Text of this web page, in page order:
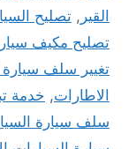
القير , تصليح
تصليح مكيف
تغيير سلف سيارة
الاطارات, خدمة
سلف سيارة